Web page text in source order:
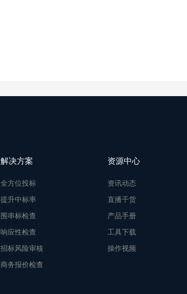
解决方案
全方位投标
提升中标率
围串标检查
响应性检查
招标风险审核
商务报价检查
资源中心
资讯动态
直播干货
产品手册
工具下载
操作视频